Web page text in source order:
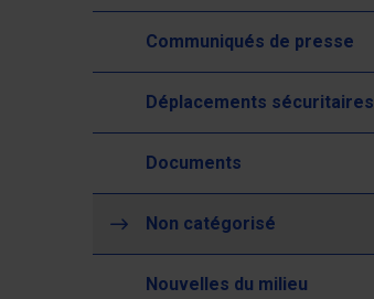
Communiqués de presse
Déplacements sécuritaires
Documents
Non catégorisé
(actuellement sélectionné)
Nouvelles du milieu